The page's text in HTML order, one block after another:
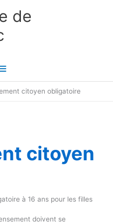
de
citoyen obligatoire
citoyen
à 16 ans pour les filles
doivent se